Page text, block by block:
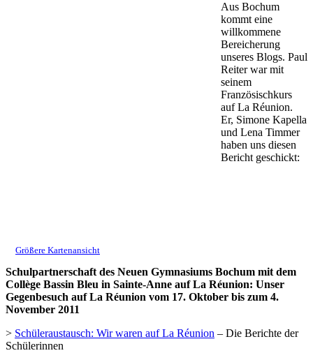
Größere Kartenansicht
Aus Bochum
kommt eine
willkommene
Bereicherung
unseres Blogs. Paul
Reiter war mit
seinem
Französischkurs
auf La Réunion.
Er, Simone Kapella
und Lena Timmer
haben uns diesen
Bericht geschickt:
Schulpartnerschaft des Neuen Gymnasiums Bochum mit dem
Collège Bassin Bleu in Sainte-Anne auf La Réunion: Unser
Gegenbesuch auf La Réunion vom 17. Oktober bis zum 4.
November 2011
> Schüleraustausch: Wir waren auf La Réunion – Die Berichte der
Schülerinnen